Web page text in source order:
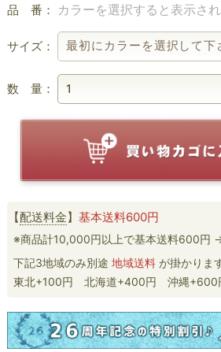
品 番： カラーを選択すると表示さ
サイズ：
数 量：
【配送料金】基本送料600円
※商品計10,000円以上で基本送料600円
下記3地域のみ別途地域送料 が掛かりま
東北+100円 北海道+400円 沖縄+600